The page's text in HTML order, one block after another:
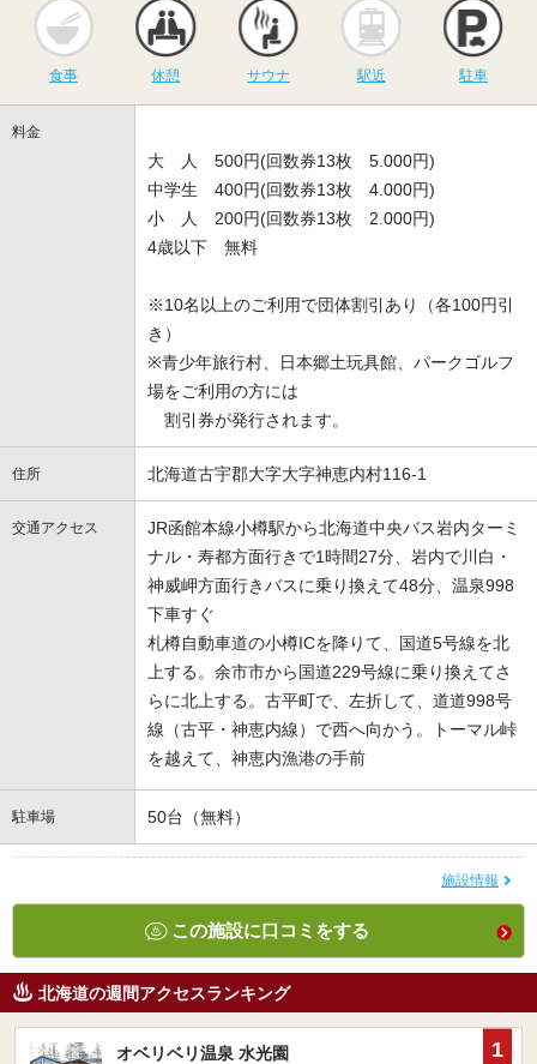
食事 休憩
サウナ
サウナ 駅近 駐車
料金
大 人 500円(回数券13枚 5.000円)
中学生 400円(回数券13枚 4.000円)
小 人 200円(回数券13枚 2.000円)
4歳以下 無料
※10名以上のご利用で団体割引あり（各100円引
き）
※青少年旅行村、日本郷土玩具館、パークゴルフ
場をご利用の方には
割引券が発行されます。
住所 北海道古宇郡大字大字神恵内村116-1
交通アクセス
JR函館本線小樽駅から北海道中央バス岩内ターミ
ナル・寿都方面行きで1時間27分、岩内で川白・
神威岬方面行きバスに乗り換えて48分、温泉998
下車すぐ
札樽自動車道の小樽ICを降りて、国道5号線を北
上する。余市市から国道229号線に乗り換えてさ
らに北上する。古平町で、左折して、道道998号
線（古平・神恵内線）で西へ向かう。トーマル峠
を越えて、神恵内漁港の手前
駐車場 50台（無料）
施設情報
この施設に口コミをする
北海道の週間アクセスランキング
オベリベリ温泉 水光園
1